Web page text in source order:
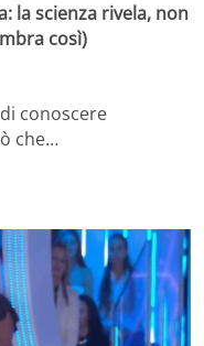
la scienza rivela, non
così)
conoscere
che…